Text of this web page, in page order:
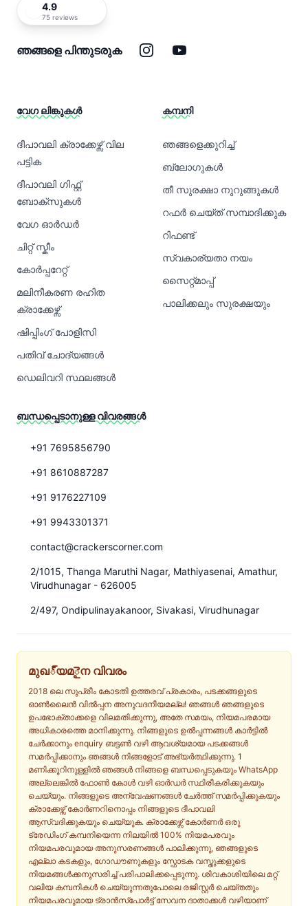
4.9
75 reviews
ഞങ്ങളെ പിന്തുടരുക ഇൻസ്റ്റാഗ്രാം
യൂട്യൂബ്
വേഗ ലിങ്കുകൾ
ദീപാവലി ക്രാക്കേഴ്സ് വില
പട്ടിക
ദീപാവലി ഗിഫ്റ്റ്
ബോക്സുകൾ
വേഗ ഓർഡർ
ചിറ്റ് സ്കീം
കോർപ്പറേറ്റ്
മലിനീകരണ രഹിത
ക്രാക്കേഴ്സ്
ഷിപ്പിംഗ് പോളിസി
പതിവ് ചോദ്യങ്ങൾ
ഡെലിവറി സ്ഥലങ്ങൾ
കമ്പനി
ഞങ്ങളെക്കുറിച്ച്
ബ്ലോഗുകൾ
തീ സുരക്ഷാ നുറുങ്ങുകൾ
റഫർ ചെയ്ത് സമ്പാദിക്കുക
റിഫണ്ട്
സ്വകാര്യതാ നയം
സൈറ്റ്മാപ്പ്
പാലിക്കലും സുരക്ഷയും
ബന്ധപ്പെടാനുള്ള വിവരങ്ങൾ
+91 7695856790
+91 8610887287
+91 9176227109
+91 9943301371
contact@crackerscorner.com
2/1015, Thanga Maruthi Nagar, Mathiyasenai, Amathur,
Virudhunagar - 626005
2/497, Ondipulinayakanoor, Sivakasi, Virudhunagar
മുഖ్യമైന വിവരം
2018 ലെ സുപ്രീം കോടതി ഉത്തരവ് പ്രകാരം, പടക്കങ്ങളുടെ
ഓൺലൈൻ വിൽപ്പന അനുവദനീയമല്ല! ഞങ്ങൾ ഞങ്ങളുടെ
ഉപഭോക്താക്കളെ വിലമതിക്കുന്നു, അതേ സമയം, നിയമപരമായ
അധികാരത്തെ മാനിക്കുന്നു. നിങ്ങളുടെ ഉൽപ്പന്നങ്ങൾ കാർട്ടിൽ
ചേർക്കാനും enquiry ബട്ടൺ വഴി ആവശ്യമായ പടക്കങ്ങൾ
സമർപ്പിക്കാനും ഞങ്ങൾ നിങ്ങളോട് അഭ്യർത്ഥിക്കുന്നു. 1
മണിക്കൂറിനുള്ളിൽ ഞങ്ങൾ നിങ്ങളെ ബന്ധപ്പെടുകയും WhatsApp
അല്ലെങ്കിൽ ഫോൺ കോൾ വഴി ഓർഡർ സ്ഥിരീകരിക്കുകയും
ചെയ്യും. നിങ്ങളുടെ അന്വേഷണങ്ങൾ ചേർത്ത് സമർപ്പിക്കുകയും
ക്രാക്കേഴ്സ് കോർണറിനൊപ്പം നിങ്ങളുടെ ദീപാവലി
ആസ്വദിക്കുകയും ചെയ്യുക. ക്രാക്കേഴ്സ് കോർണർ ഒരു
ട്രേഡിംഗ് കമ്പനിയെന്ന നിലയിൽ 100% നിയമപരവും
നിയമപരവുമായ അനുസരണങ്ങൾ പാലിക്കുന്നു, ഞങ്ങളുടെ
എല്ലാ കടകളും, ഗോഡൗണുകളും സ്ഫോടക വസ്തുക്കളുടെ
നിയമങ്ങൾക്കനുസരിച്ച് പരിപാലിക്കപ്പെടുന്നു. ശിവകാശിയിലെ മറ്റ്
വലിയ കമ്പനികൾ ചെയ്യുന്നതുപോലെ രജിസ്റ്റർ ചെയ്തതും
നിയമപരവുമായ ട്രാൻസ്പോർട്ട് സേവന ദാതാക്കൾ വഴിയാണ്